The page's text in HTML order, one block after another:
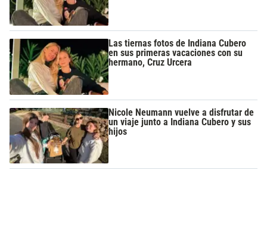
Las tiernas fotos de Indiana Cubero
en sus primeras vacaciones con su
hermano, Cruz Urcera
Nicole Neumann vuelve a disfrutar de
un viaje junto a Indiana Cubero y sus
hijos